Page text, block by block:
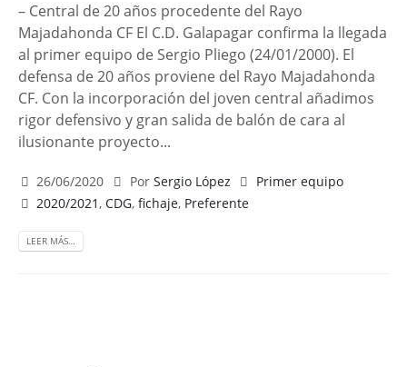
– Central de 20 años procedente del Rayo
Majadahonda CF El C.D. Galapagar confirma la llegada
al primer equipo de Sergio Pliego (24/01/2000). El
defensa de 20 años proviene del Rayo Majadahonda
CF. Con la incorporación del joven central añadimos
rigor defensivo y gran salida de balón de cara al
ilusionante proyecto...
26/06/2020 Por Sergio López
Primer equipo
2020/2021,CDG,fichaje, Preferente
LEER MÁS…